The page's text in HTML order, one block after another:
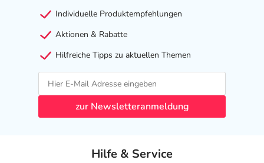
Individuelle Produktempfehlungen
Aktionen & Rabatte
Hilfreiche Tipps zu aktuellen Themen
zur Newsletteranmeldung
Hilfe & Service